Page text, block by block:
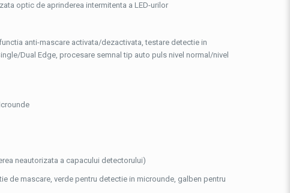
optic de aprinderea intermitenta a LED-urilor
anti-mascare activata/dezactivata, testare detectie in
Dual Edge, procesare semnal tip auto puls nivel normal/nivel
neautorizata a capacului detectorului)
de mascare, verde pentru detectie in microunde, galben pentru